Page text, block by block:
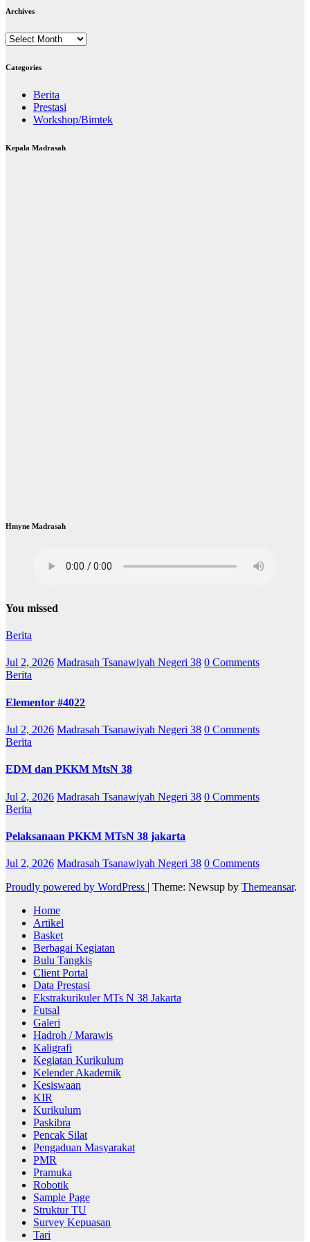
Archives
Archives
Categories
Berita
Prestasi
Workshop/Bimtek
Kepala Madrasah
Hmyne Madrasah
You missed
Berita
Jul 2, 2026 Madrasah Tsanawiyah Negeri 38 0 Comments
Berita
Elementor #4022
Jul 2, 2026 Madrasah Tsanawiyah Negeri 38 0 Comments
Berita
EDM dan PKKM MtsN 38
Jul 2, 2026 Madrasah Tsanawiyah Negeri 38 0 Comments
Berita
Pelaksanaan PKKM MTsN 38 jakarta
Jul 2, 2026 Madrasah Tsanawiyah Negeri 38 0 Comments
Proudly powered by WordPress | Theme: Newsup by Themeansar.
Home
Artikel
Basket
Berbagai Kegiatan
Bulu Tangkis
Client Portal
Data Prestasi
Ekstrakurikuler MTs N 38 Jakarta
Futsal
Galeri
Hadroh / Marawis
Kaligrafi
Kegiatan Kurikulum
Kelender Akademik
Kesiswaan
KIR
Kurikulum
Paskibra
Pencak Silat
Pengaduan Masyarakat
PMR
Pramuka
Robotik
Sample Page
Struktur TU
Survey Kepuasan
Tari